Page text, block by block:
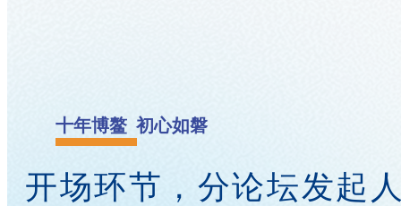
十年博鳌 初心如磐
开场环节，分论坛发起